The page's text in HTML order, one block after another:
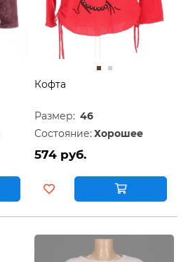
Кофта
Размер: 46
Состояние: Хорошее
574 руб.